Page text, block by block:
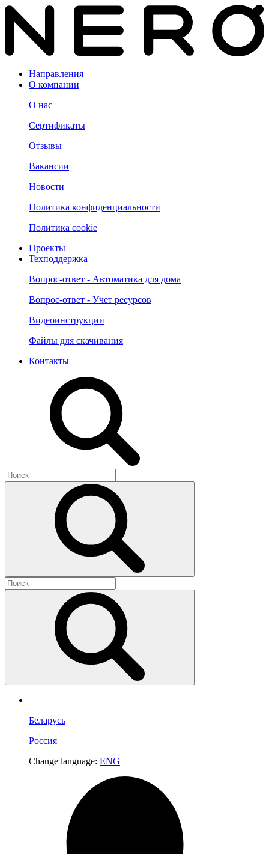
Направления
О компании
О нас
Сертификаты
Отзывы
Вакансии
Новости
Политика конфиденциальности
Политика cookie
Проекты
Техподдержка
Вопрос-ответ - Автоматика для дома
Вопрос-ответ - Учет ресурсов
Видеоинструкции
Файлы для скачивания
Контакты
Беларусь
Россия
Change language: ENG